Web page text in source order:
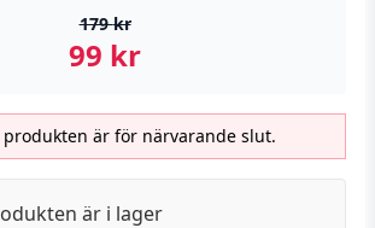
179kr
99 kr
produkten är för närvarande slut.
är i lager